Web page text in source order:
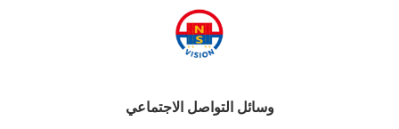
وسائل التواصل الاجتماعي